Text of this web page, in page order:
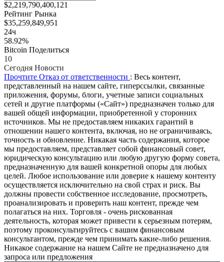
$2,219,790,400,121
Рейтинг Рынка
$35,259,849,951
24ч
58.92%
Bitcoin Поделиться
10
Сегодня Новости
Прочтите Отказ от ответственности : Весь контент,
представленный на нашем сайте, гиперссылки, связанные
приложения, форумы, блоги, учетные записи социальных
сетей и другие платформы («Сайт») предназначен только для
вашей общей информации, приобретенной у сторонних
источников. Мы не предоставляем никаких гарантий в
отношении нашего контента, включая, но не ограничиваясь,
точность и обновление. Никакая часть содержания, которое
мы предоставляем, представляет собой финансовый совет,
юридическую консультацию или любую другую форму совета,
предназначенную для вашей конкретной опоры для любых
целей. Любое использование или доверие к нашему контенту
осуществляется исключительно на свой страх и риск. Вы
должны провести собственное исследование, просмотреть,
проанализировать и проверить наш контент, прежде чем
полагаться на них. Торговля - очень рискованная
деятельность, которая может привести к серьезным потерям,
поэтому проконсультируйтесь с вашим финансовым
консультантом, прежде чем принимать какие-либо решения.
Никакое содержание на нашем Сайте не предназначено для
запроса или предложения